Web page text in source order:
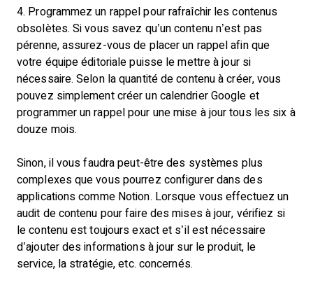
4. Programmez un rappel pour rafraîchir les contenus
obsolètes. Si vous savez qu’un contenu n’est pas
pérenne, assurez-vous de placer un rappel afin que
votre équipe éditoriale puisse le mettre à jour si
nécessaire. Selon la quantité de contenu à créer, vous
pouvez simplement créer un calendrier Google et
programmer un rappel pour une mise à jour tous les six à
douze mois.
Sinon, il vous faudra peut-être des systèmes plus
complexes que vous pourrez configurer dans des
applications comme Notion. Lorsque vous effectuez un
audit de contenu pour faire des mises à jour, vérifiez si
le contenu est toujours exact et s’il est nécessaire
d’ajouter des informations à jour sur le produit, le
service, la stratégie, etc. concernés.